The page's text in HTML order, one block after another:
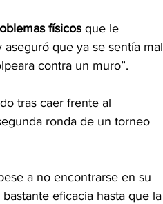
físicos que le
aseguró que ya se sentía mal
contra un muro”.
tras caer frente al
ronda de un torneo
a no encontrarse en su
eficacia hasta que la